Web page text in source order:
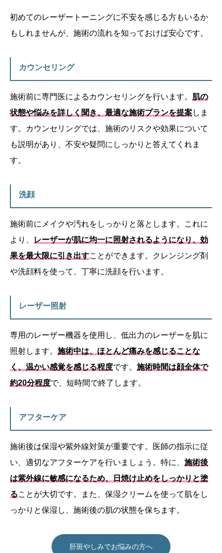
初めてのレーザートーニングに不安を感じる方もいるか
もしれませんが、施術の流れを知っておけば安心です。
カウンセリング
施術前に専門医によるカウンセリングを行います。 肌の
状態や悩みを詳しく聞き、最適な施術プランを提案しま
す。カウンセリングでは、施術のリスクや効果について
も説明があり、不安や疑問にしっかりと答えてくれま
す。
洗顔
施術前にメイクや汚れをしっかりと落とします。これに
より、
レーザーが肌に均一に照射されるようになり、効
果を最大限に引き出すことができます。クレンジング剤
や洗顔料を使って、丁寧に洗顔を行います。
レーザー照射
専用のレーザー機器を使用し、低出力のレーザーを肌に
照射します。 施術中は、ほとんど痛みを感じることな
く、温かい感覚を感じる程度です。 施術時間は顔全体で
約20分程度で、短時間で終了します。
アフターケア
施術後は保湿や紫外線対策が重要です。医師の指示に従
い、適切なアフターケアを行いましょう。特に、 施術後
は紫外線に敏感になるため、日焼け止めをしっかりと塗
ることが大切です。また、保湿クリームを使って肌をし
っかりと保湿し、施術後の肌の状態を保ちます。
肝斑やしみでお悩みの方へ